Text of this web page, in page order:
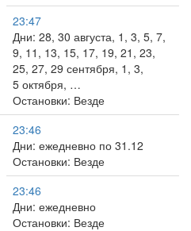
23:47
Дни: 28, 30 августа, 1, 3, 5, 7,
9, 11, 13, 15, 17, 19, 21, 23,
25, 27, 29 сентября, 1, 3,
5 октября, …
Остановки: Везде
23:46
Дни: ежедневно по 31.12
Остановки: Везде
23:46
Дни: ежедневно
Остановки: Везде